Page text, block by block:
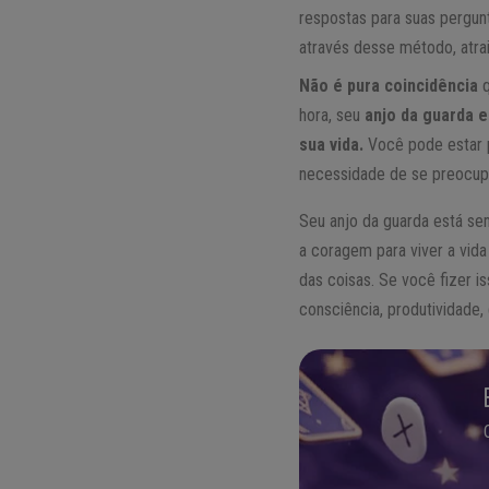
respostas para suas
através desse método,
Não é pura coincidência
hora, seu anjo da guarda
sua vida. Você pode estar
necessidade de se
Seu anjo da guarda está
a coragem para viver a
das coisas. Se você fizer
consciência,